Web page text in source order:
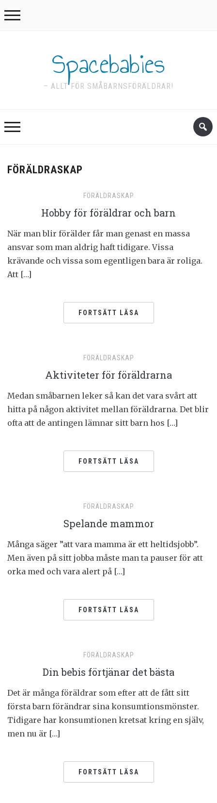
Spacebabies
– ALLT FÖR SMÅBARNSFÖRÄLDRAR!
FÖRÄLDRASKAP
FÖRÄLDRASKAP
Hobby för föräldrar och barn
När man blir förälder får man genast en massa
ansvar som man aldrig haft tidigare. Vissa
krävande och vissa som egentligen bara är roliga.
Att […]
FORTSÄTT LÄSA
FÖRÄLDRASKAP
Aktiviteter för föräldrarna
Medan småbarnen leker så kan det vara svårt att
hitta på någon aktivitet mellan föräldrarna. Det blir
ofta att de antingen lämnar sitt barn hos […]
FORTSÄTT LÄSA
FÖRÄLDRASKAP
Spelande mammor
Många säger ”att vara mamma är ett heltidsjobb”.
Men även på sitt jobba måste man ta pauser för att
orka med och vara alert på […]
FORTSÄTT LÄSA
FÖRÄLDRASKAP
Din bebis förtjänar det bästa
Det är många föräldrar som efter att de fått sitt
första barn förändrar sina konsumtionsmönster.
Tidigare har konsumtionen kretsat kring en själv,
men nu är […]
FORTSÄTT LÄSA